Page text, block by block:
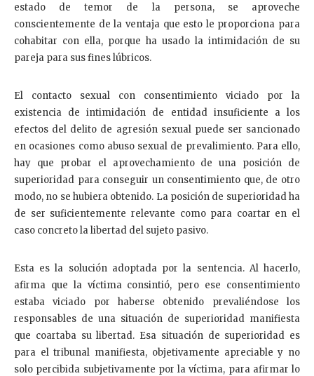
estado de temor de la persona, se aproveche
conscientemente de la ventaja que esto le proporciona para
cohabitar con ella, porque ha usado la intimidación de su
pareja para sus fines lúbricos.
El contacto sexual con consentimiento viciado por la
existencia de intimidación de entidad insuficiente a los
efectos del delito de agresión sexual puede ser sancionado
en ocasiones como abuso sexual de prevalimiento. Para ello,
hay que probar el aprovechamiento de una posición de
superioridad para conseguir un consentimiento que, de otro
modo, no se hubiera obtenido. La posición de superioridad ha
de ser suficientemente relevante como para coartar en el
caso concreto la libertad del sujeto pasivo.
Esta es la solución adoptada por la sentencia. Al hacerlo,
afirma que la víctima consintió, pero ese consentimiento
estaba viciado por haberse obtenido prevaliéndose los
responsables de una situación de superioridad manifiesta
que coartaba su libertad. Esa situación de superioridad es
para el tribunal manifiesta, objetivamente apreciable y no
solo percibida subjetivamente por la víctima, para afirmar lo